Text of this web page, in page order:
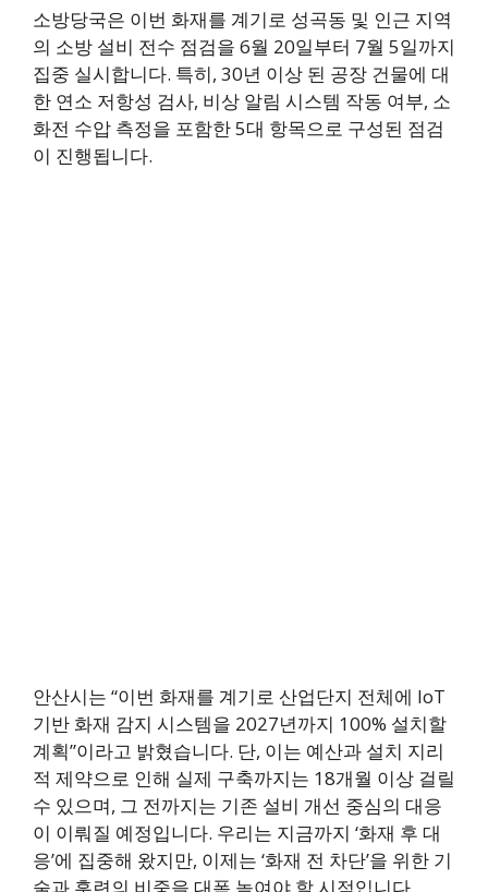
소방당국은 이번 화재를 계기로 성곡동 및 인근 지역
의 소방 설비 전수 점검을 6월 20일부터 7월 5일까지
집중 실시합니다. 특히, 30년 이상 된 공장 건물에 대
한 연소 저항성 검사, 비상 알림 시스템 작동 여부, 소
화전 수압 측정을 포함한 5대 항목으로 구성된 점검
이 진행됩니다.
안산시는 “이번 화재를 계기로 산업단지 전체에 IoT
기반 화재 감지 시스템을 2027년까지 100% 설치할
계획”이라고 밝혔습니다. 단, 이는 예산과 설치 지리
적 제약으로 인해 실제 구축까지는 18개월 이상 걸릴
수 있으며, 그 전까지는 기존 설비 개선 중심의 대응
이 이뤄질 예정입니다. 우리는 지금까지 ‘화재 후 대
응’에 집중해 왔지만, 이제는 ‘화재 전 차단’을 위한 기